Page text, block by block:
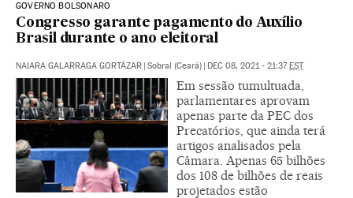
GOVERNO BOLSONARO
Congresso garante pagamento do Auxílio
Brasil durante o ano eleitoral
NAIARA GALARRAGA GORTÁZAR Sobral (Ceará) DEC 08, 2021 - 21:37 EST
Em sessão tumultuada,
parlamentares aprovam
apenas parte da PEC dos
Precatórios, que ainda terá
artigos analisados pela
Câmara. Apenas 65 bilhões
dos 108 de bilhões de reais
projetados estão